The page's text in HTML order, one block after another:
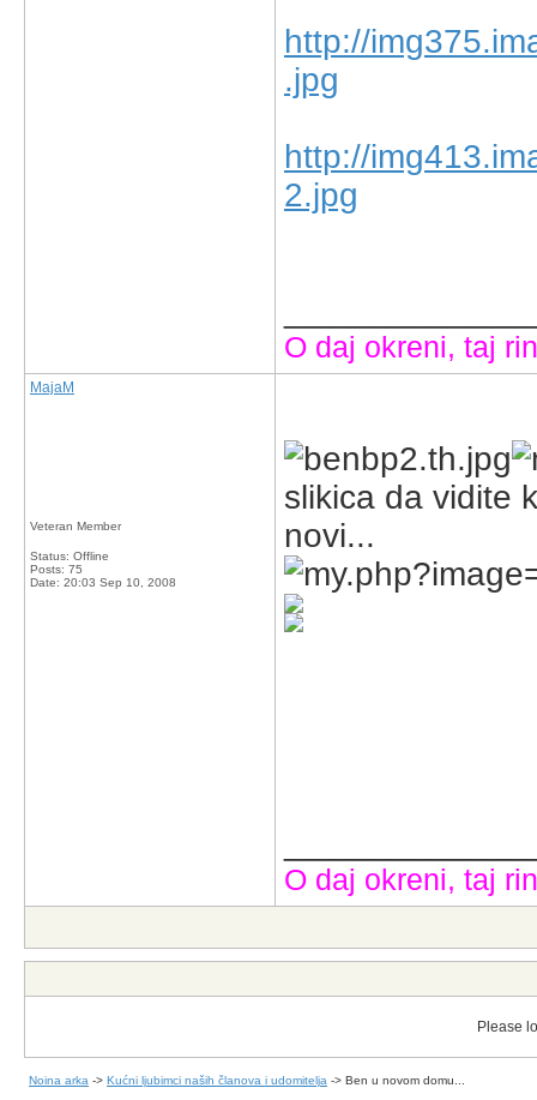
http://
.jpg
http://
2.jpg
O daj okreni, taj
MajaM
Veteran Member
Status: Offline
Posts: 75
Date: 20:03 Sep 10, 2008
slikica da vidite
novi...
O daj okreni, taj
Please
Noina arka -> Kućni ljubimci naših članova i udomitelja -> Ben u novom domu...